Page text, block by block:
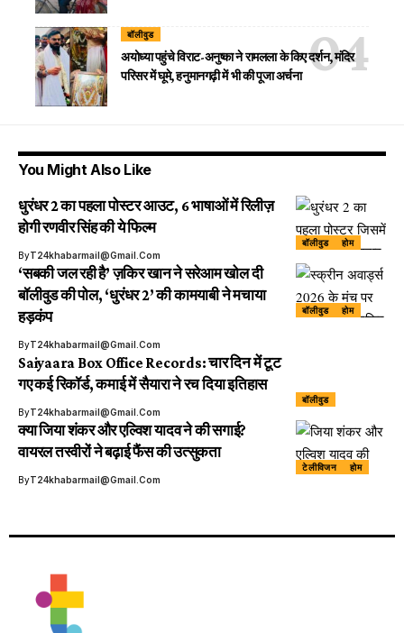
बॉलीवुड
अयोध्या पहुंचे विराट-अनुष्का ने रामलला के किए दर्शन, मंदिर
परिसर में घूमे, हनुमानगढ़ी में भी की पूजा अर्चना
You Might Also Like
बॉलीवुड होम
धुरंधर 2 का पहला पोस्टर आउट, 6 भाषाओं में रिलीज़
होगी रणवीर सिंह की ये फिल्म
ByT24khabarmail@gmail.com
बॉलीवुड होम
‘सबकी जल रही है’ ज़किर खान ने सरेआम खोल दी
बॉलीवुड की पोल, ‘धुरंधर 2’ की कामयाबी ने मचाया
हड़कंप
ByT24khabarmail@gmail.com
बॉलीवुड
Saiyaara Box Office Records: चार दिन में टूट
गए कई रिकॉर्ड, कमाई में सैयारा ने रच दिया इतिहास
ByT24khabarmail@gmail.com
टेलीविजन होम
क्या जिया शंकर और एल्विश यादव ने की सगाई?
वायरल तस्वीरों ने बढ़ाई फैंस की उत्सुकता
ByT24khabarmail@gmail.com